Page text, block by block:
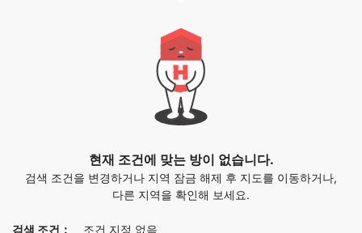
현재 조건에 맞는 방이 없습니다.
검색 조건을 변경하거나 지역 잠금 해제 후 지도를 이동하거나,
다른 지역을 확인해 보세요.
검색 조건： 조건 지정 없음